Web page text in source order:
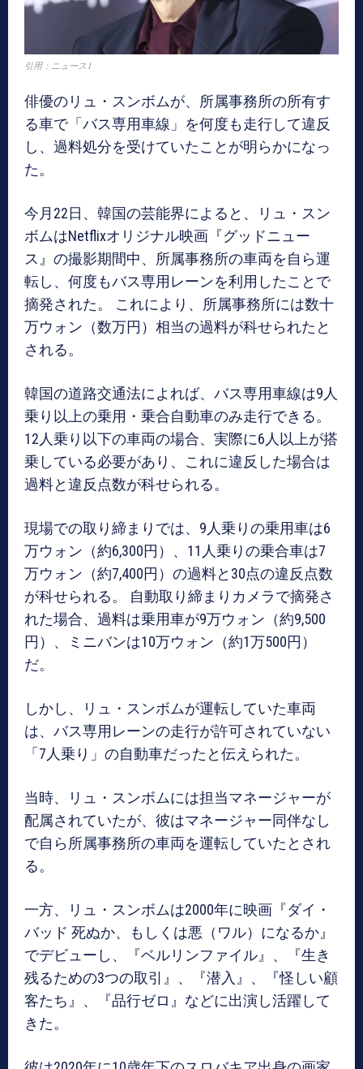
引用：ニュース1
俳優のリュ・スンボムが、所属事務所の所有す
る車で「バス専用車線」を何度も走行して違反
し、過料処分を受けていたことが明らかになっ
た。
今月22日、韓国の芸能界によると、リュ・スン
ボムはNetflixオリジナル映画『グッドニュー
ス』の撮影期間中、所属事務所の車両を自ら運
転し、何度もバス専用レーンを利用したことで
摘発された。 これにより、所属事務所には数十
万ウォン（数万円）相当の過料が科せられたと
される。
韓国の道路交通法によれば、バス専用車線は9人
乗り以上の乗用・乗合自動車のみ走行できる。
12人乗り以下の車両の場合、実際に6人以上が搭
乗している必要があり、これに違反した場合は
過料と違反点数が科せられる。
現場での取り締まりでは、9人乗りの乗用車は6
万ウォン（約6,300円）、11人乗りの乗合車は7
万ウォン（約7,400円）の過料と30点の違反点数
が科せられる。 自動取り締まりカメラで摘発さ
れた場合、過料は乗用車が9万ウォン（約9,500
円）、ミニバンは10万ウォン（約1万500円）
だ。
しかし、リュ・スンボムが運転していた車両
は、バス専用レーンの走行が許可されていない
「7人乗り」の自動車だったと伝えられた。
当時、リュ・スンボムには担当マネージャーが
配属されていたが、彼はマネージャー同伴なし
で自ら所属事務所の車両を運転していたとされ
る。
一方、リュ・スンボムは2000年に映画『ダイ・
バッド 死ぬか、もしくは悪（ワル）になるか』
でデビューし、『ベルリンファイル』、『生き
残るための3つの取引』、『潜入』、『怪しい顧
客たち』、『品行ゼロ』などに出演し活躍して
きた。